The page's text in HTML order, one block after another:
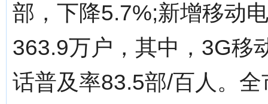
部，下降5.7%;新增移动
363.9万户，其中，3G移
话普及率83.5部/百人。